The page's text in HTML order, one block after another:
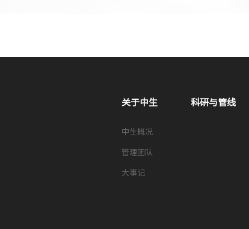
关于中生
中生概况
管理团队
大事记
科研与管线